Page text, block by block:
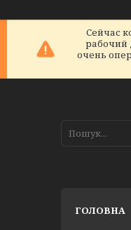
Сейчас
рабочий
очень
ГОЛОВНА